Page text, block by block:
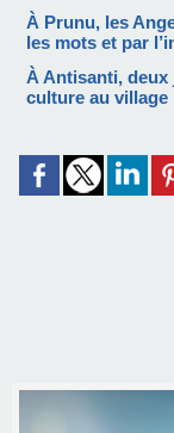
À Prunu, les
les mots et par
À Antisanti, deux
culture au village